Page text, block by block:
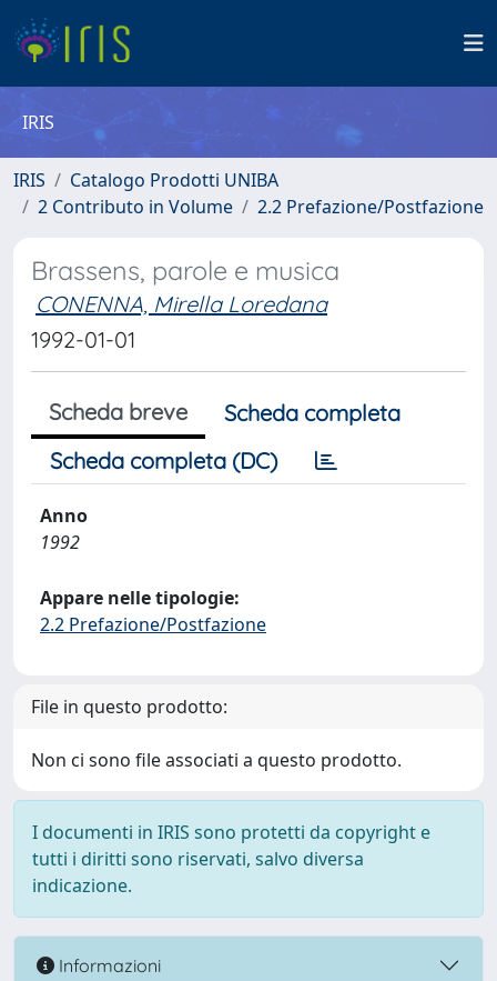
IRIS
IRIS
Catalogo Prodotti UNIBA
2 Contributo in Volume
2.2 Prefazione/Postfazione
Brassens, parole e musica
CONENNA, Mirella Loredana
1992-01-01
Scheda breve
Scheda completa
Scheda completa (DC)
Anno
1992
Appare nelle tipologie:
2.2 Prefazione/Postfazione
File in questo prodotto:
Non ci sono file associati a questo prodotto.
I documenti in IRIS sono protetti da copyright e
tutti i diritti sono riservati, salvo diversa
indicazione.
Informazioni